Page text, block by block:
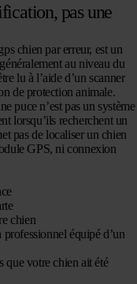
pas une
chien par erreur, est un
au niveau du
lu à l’aide d’un scanner
de protection animale.
puce n’est pas un système
lorsqu’ils recherchent un
pas de localiser un chien
GPS, ni connexion
chien
équipé d’un
que votre chien ait été